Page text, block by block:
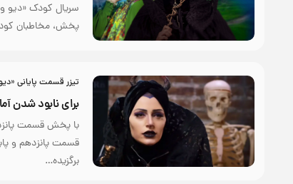
پخش، مخاطبان
تیزر قسمت پایانی
برای نابود شدن
با پخش قسمت
برگزیده…